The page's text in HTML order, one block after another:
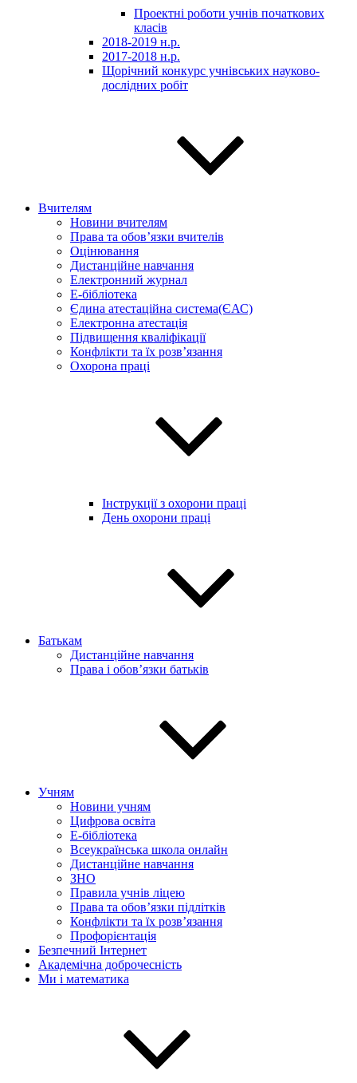
Проектні роботи учнів початкових
класів
2018-2019 н.р.
2017-2018 н.р.
Щорічний конкурс учнівських науково-
дослідних робіт
Вчителям
Новини вчителям
Права та обов’язки вчителів
Оцінювання
Дистанційне навчання
Електронний журнал
E-бібліотека
Єдина атестаційна система(ЄАС)
Електронна атестація
Підвищення кваліфікації
Конфлікти та їх розв’язання
Охорона праці
Інструкції з охорони праці
День охорони праці
Батькам
Дистанційне навчання
Права і обов’язки батьків
Учням
Новини учням
Цифрова освіта
E-бібліотека
Всеукраїнська школа онлайн
Дистанційне навчання
ЗНО
Правила учнів ліцею
Права та обов’язки підлітків
Конфлікти та їх розв’язання
Профорієнтація
Безпечний Інтернет
Академічна доброчесність
Ми і математика